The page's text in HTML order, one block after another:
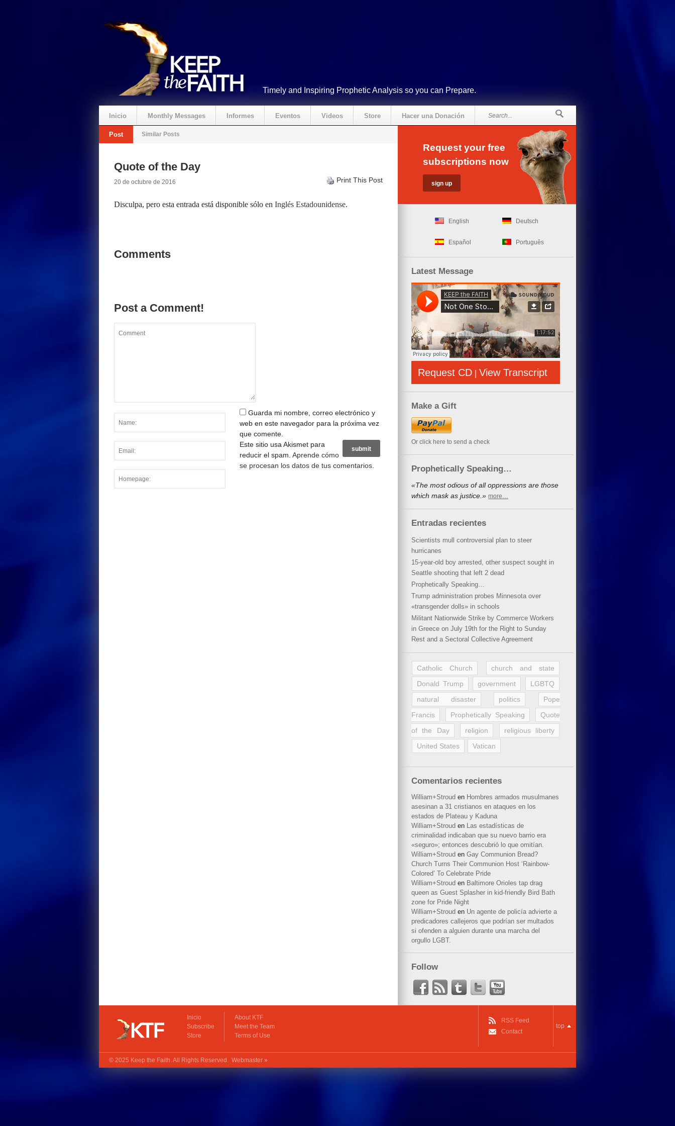
Timely and Inspiring Prophetic Analysis so you can Prepare.
Inicio Monthly Messages Informes Eventos Videos Store Hacer una Donación
Post Similar Posts
Quote of the Day
20 de octubre de 2016 Print This Post
Disculpa, pero esta entrada está disponible sólo en Inglés Estadounidense.
Comments
Post a Comment!
Guarda mi nombre, correo electrónico y
web en este navegador para la próxima vez
que comente.
Este sitio usa Akismet para
reducir el spam. Aprende cómo
se procesan los datos de tus comentarios
Request your free
subscriptions now
English Deutsch
Español Português
Latest Message
Request CD | View Transcript
Make a Gift
Or click here to send a check
Prophetically Speaking…
«The most odious of all oppressions are those
which mask as justice.» more…
Entradas recientes
Scientists mull controversial plan to steer
hurricanes
15-year-old boy arrested, other suspect sought in
Seattle shooting that left 2 dead
Prophetically Speaking…
Trump administration probes Minnesota over
«transgender dolls» in schools
Militant Nationwide Strike by Commerce Workers
in Greece on July 19th for the Right to Sunday
Rest and a Sectoral Collective Agreement
Catholic Church
church and state
Donald Trump
government
LGBTQ
natural disaster
politics
Pope
Francis
Prophetically Speaking
Quote
of the Day
religion
religious liberty
United States
Vatican
Comentarios recientes
William+Stroud en Hombres armados musulmanes
asesinan a 31 cristianos en ataques en los
estados de Plateau y Kaduna
William+Stroud en Las estadísticas de
criminalidad indicaban que su nuevo barrio era
«seguro»; entonces descubrió lo que omitían.
William+Stroud en Gay Communion Bread?
Church Turns Their Communion Host ‘Rainbow-
Colored’ To Celebrate Pride
William+Stroud en Baltimore Orioles tap drag
queen as Guest Splasher in kid-friendly Bird Bath
zone for Pride Night
William+Stroud en Un agente de policía advierte a
predicadores callejeros que podrían ser multados
si ofenden a alguien durante una marcha del
orgullo LGBT.
Follow
Inicio
Subscribe
Store
About KTF
Meet the Team
Terms of Use
RSS Feed
Contact
top
© 2025 Keep the Faith. All Rights Reserved. Webmaster »